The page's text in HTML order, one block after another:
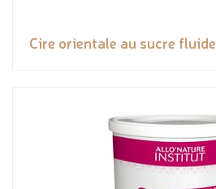
Cire orientale au sucre fluide